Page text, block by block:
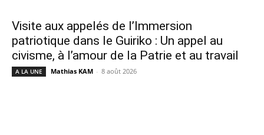
Visite aux appelés de l’Immersion
patriotique dans le Guiriko : Un appel au
civisme, à l’amour de la Patrie et au travail
A LA UNE Mathias KAM - 8 août 2026